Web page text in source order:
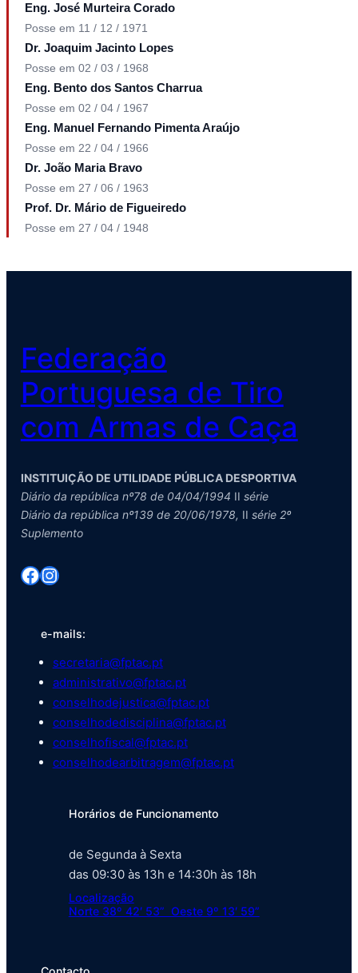
Eng. José Murteira Corado
Posse em 11 / 12 / 1971
Dr. Joaquim Jacinto Lopes
Posse em 02 / 03 / 1968
Eng. Bento dos Santos Charrua
Posse em 02 / 04 / 1967
Eng. Manuel Fernando Pimenta Araújo
Posse em 22 / 04 / 1966
Dr. João Maria Bravo
Posse em 27 / 06 / 1963
Prof. Dr. Mário de Figueiredo
Posse em 27 / 04 / 1948
Federação
Portuguesa de Tiro
com Armas de Caça
INSTITUIÇÃO DE UTILIDADE PÚBLICA DESPORTIVA
Diário da república nº78 de 04/04/1994 II série
Diário da república nº139 de 20/06/1978, II série 2º
Suplemento
Facebook Instagram
e-mails:
secretaria@fptac.pt
administrativo@fptac.pt
conselhodejustica@fptac.pt
conselhodedisciplina@fptac.pt
conselhofiscal@fptac.pt
conselhodearbitragem@fptac.pt
Horários de Funcionamento
de Segunda à Sexta
das 09:30 às 13h e 14:30h às 18h
Localização
Norte 38º 42′ 53” Oeste 9º 13′ 59”